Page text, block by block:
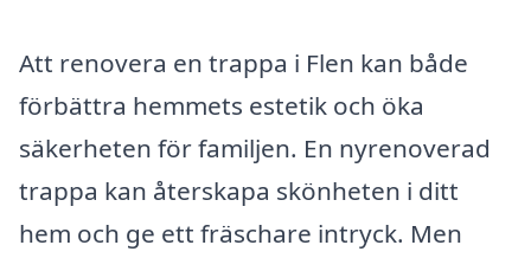
Att renovera en trappa i Flen kan både
förbättra hemmets estetik och öka
säkerheten för familjen. En nyrenoverad
trappa kan återskapa skönheten i ditt
hem och ge ett fräschare intryck. Men